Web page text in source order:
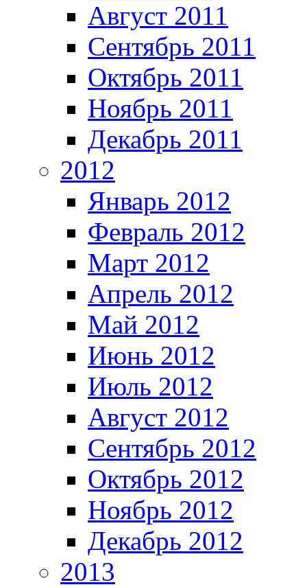
Август 2011
Сентябрь 2011
Октябрь 2011
Ноябрь 2011
Декабрь 2011
2012
Январь 2012
Февраль 2012
Март 2012
Апрель 2012
Май 2012
Июнь 2012
Июль 2012
Август 2012
Сентябрь 2012
Октябрь 2012
Ноябрь 2012
Декабрь 2012
2013